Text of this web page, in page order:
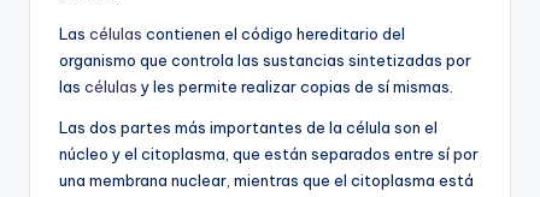
Las células contienen el código hereditario del
organismo que controla las sustancias sintetizadas por
las células y les permite realizar copias de sí mismas.
Las dos partes más importantes de la célula son el
núcleo y el citoplasma, que están separados entre sí por
una membrana nuclear, mientras que el citoplasma está